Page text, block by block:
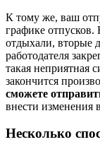
К тому же, ваш
графике
отдыхали, вторые
работодателя
такая неприятная
закончится
сможете
внести изменения
Несколько